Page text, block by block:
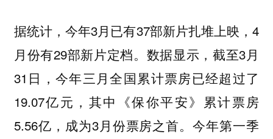
据统计，今年3月已有37部新片扎堆上映，4
月份有29部新片定档。数据显示，截至3月
31日，今年三月全国累计票房已经超过了
19.07亿元，其中《保你平安》累计票房
5.56亿，成为3月份票房之首。今年第一季